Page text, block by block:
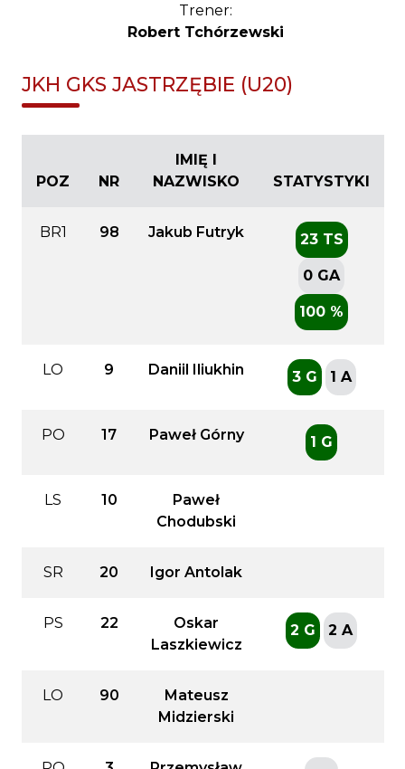
Trener:
Robert Tchórzewski
JKH GKS JASTRZĘBIE (U20)
POZ NR
IMIĘ I
NAZWISKO
STATYSTYKI
BR1 98 Jakub Futryk 23 TS
0 GA
100 %
LO 9 Daniil Iliukhin 3 G 1 A
PO 17 Paweł Górny 1 G
LS 10
Paweł
Chodubski
SR 20 Igor Antolak
PS 22
Oskar
Laszkiewicz
2 G 2 A
LO 90
Mateusz
Midzierski